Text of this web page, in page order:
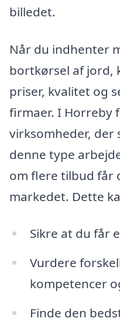
billedet.
Når du indhenter
bortkørsel af jord,
priser, kvalitet og
firmaer. I Horreby
virksomheder, der
denne type
om flere tilbud får
markedet. Dette
Sikre at du får
Vurdere
kompetencer
Finde den